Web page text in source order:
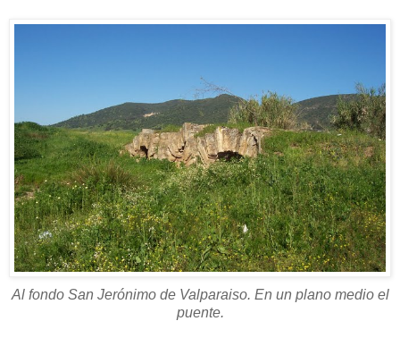
Al fondo San Jerónimo de Valparaiso. En un plano medio el
puente.